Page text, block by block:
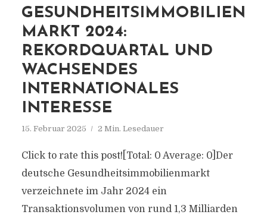
GESUNDHEITSIMMOBILIEN
MARKT 2024:
REKORDQUARTAL UND
WACHSENDES
INTERNATIONALES
INTERESSE
15. Februar 2025 2 Min. Lesedauer
Click to rate this post![Total: 0 Average: 0]Der
deutsche Gesundheitsimmobilienmarkt
verzeichnete im Jahr 2024 ein
Transaktionsvolumen von rund 1,3 Milliarden